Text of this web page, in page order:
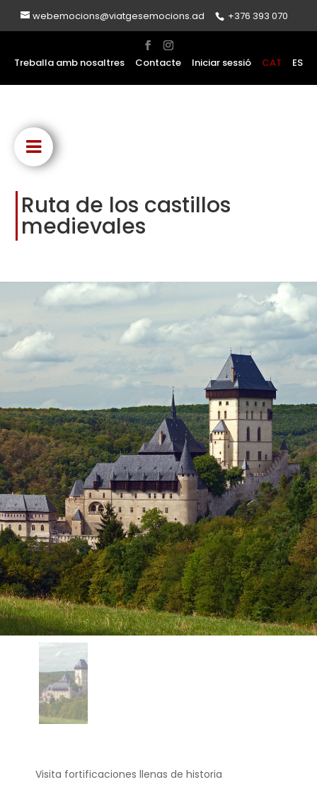
webemocions@viatgesemocions.ad +376 393 070
Treballa amb nosaltres Contacte Iniciar sessió CAT ES
Ruta de los castillos
medievales
Visita fortificaciones llenas de historia